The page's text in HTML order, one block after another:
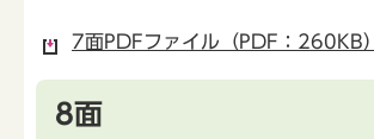
7面PDFファイル（PDF：260KB）
8面